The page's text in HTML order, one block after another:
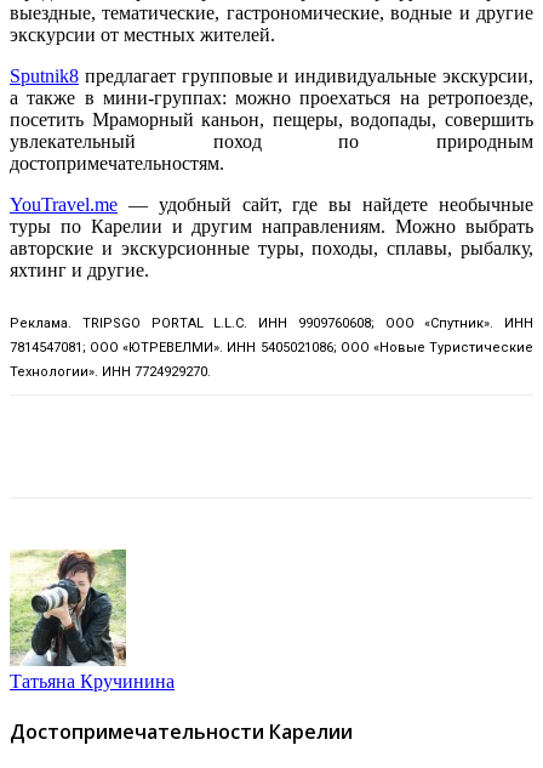
выездные, тематические, гастрономические, водные и другие
экскурсии от местных жителей.
Sputnik8 предлагает групповые и индивидуальные экскурсии,
а также в мини-группах: можно проехаться на ретропоезде,
посетить Мраморный каньон, пещеры, водопады, совершить
увлекательный поход по природным
достопримечательностям.
YouTravel.me — удобный сайт, где вы найдете необычные
туры по Карелии и другим направлениям. Можно выбрать
авторские и экскурсионные туры, походы, сплавы, рыбалку,
яхтинг и другие.
Реклама. TRIPSGO PORTAL L.L.C. ИНН 9909760608; ООО «Спутник». ИНН
7814547081; ООО «ЮТРЕВЕЛМИ». ИНН 5405021086; ООО «Новые Туристические
Технологии». ИНН 7724929270.
Татьяна Кручинина
Достопримечательности Карелии